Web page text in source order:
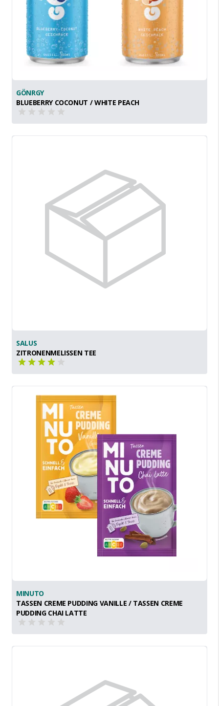
GÖNRGY
BLUEBERRY COCONUT / WHITE PEACH
SALUS
ZITRONENMELISSEN TEE
MINUTO
TASSEN CREME PUDDING VANILLE / TASSEN CREME
PUDDING CHAI LATTE